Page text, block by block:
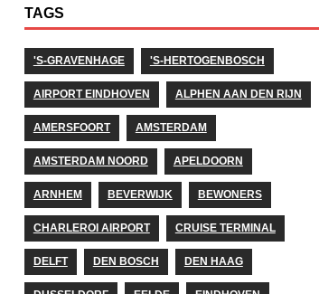
TAGS
'S-GRAVENHAGE 'S-HERTOGENBOSCH
AIRPORT EINDHOVEN ALPHEN AAN DEN RIJN
AMERSFOORT AMSTERDAM
AMSTERDAM NOORD APELDOORN
ARNHEM BEVERWIJK BEWONERS
CHARLEROI AIRPORT CRUISE TERMINAL
DELFT DEN BOSCH DEN HAAG